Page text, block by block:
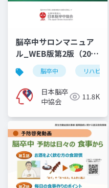
脳卒中サロンマニュア
ル_WEB版第2版（2025
年11月10日）
脳卒中 リハビリ
日本脳卒
中協会
11.8K